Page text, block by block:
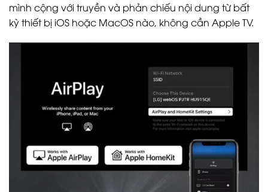
mình cộng với truyền và phản chiếu nội dung từ bất
kỳ thiết bị iOS hoặc MacOS nào, không cần Apple TV.